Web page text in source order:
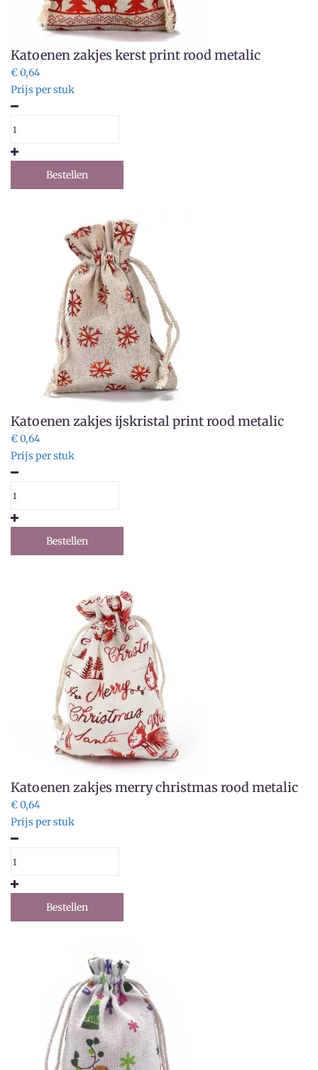
Katoenen zakjes kerst print rood metalic
€ 0,64
Prijs per stuk
Bestellen
Katoenen zakjes ijskristal print rood metalic
€ 0,64
Prijs per stuk
Bestellen
Katoenen zakjes merry christmas rood metalic
€ 0,64
Prijs per stuk
Bestellen